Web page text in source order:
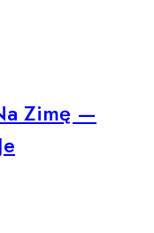
Zimę —